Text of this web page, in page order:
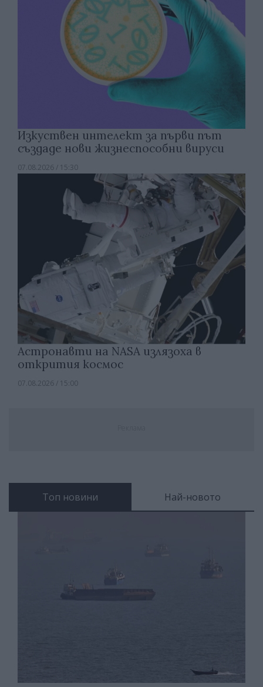
Изкуствен интелект за първи път
създаде нови жизнеспособни вируси
07.08.2026 / 15:30
Астронавти на NASA излязоха в
открития космос
07.08.2026 / 15:00
Топ новини Най-новото